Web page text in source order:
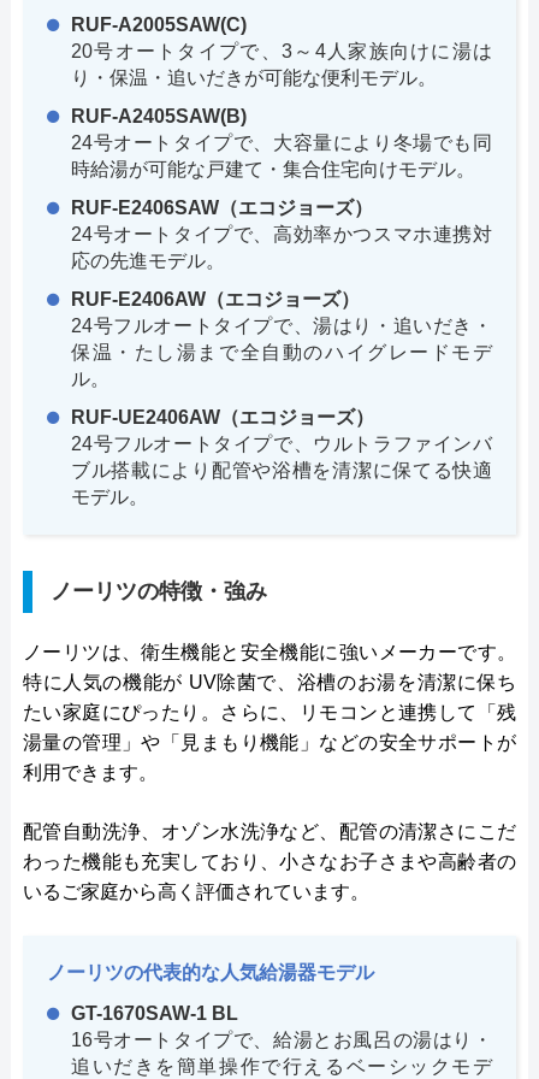
RUF-A2005SAW(C)
20号オートタイプで、3～4人家族向けに湯は
り・保温・追いだきが可能な便利モデル。
RUF-A2405SAW(B)
24号オートタイプで、大容量により冬場でも同
時給湯が可能な戸建て・集合住宅向けモデル。
RUF-E2406SAW（エコジョーズ）
24号オートタイプで、高効率かつスマホ連携対
応の先進モデル。
RUF-E2406AW（エコジョーズ）
24号フルオートタイプで、湯はり・追いだき・
保温・たし湯まで全自動のハイグレードモデ
ル。
RUF-UE2406AW（エコジョーズ）
24号フルオートタイプで、ウルトラファインバ
ブル搭載により配管や浴槽を清潔に保てる快適
モデル。
ノーリツの特徴・強み
ノーリツは、衛生機能と安全機能に強いメーカーです。
特に人気の機能が UV除菌で、浴槽のお湯を清潔に保ち
たい家庭にぴったり。さらに、リモコンと連携して「残
湯量の管理」や「見まもり機能」などの安全サポートが
利用できます。
配管自動洗浄、オゾン水洗浄など、配管の清潔さにこだ
わった機能も充実しており、小さなお子さまや高齢者の
いるご家庭から高く評価されています。
ノーリツの代表的な人気給湯器モデル
GT-1670SAW-1 BL
16号オートタイプで、給湯とお風呂の湯はり・
追いだきを簡単操作で行えるベーシックモデ